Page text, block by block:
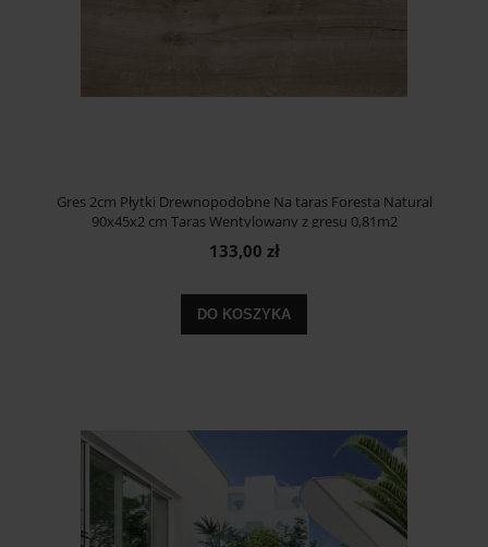
Gres 2cm Płytki Drewnopodobne Na taras Foresta Natural
90x45x2 cm Taras Wentylowany z gresu 0,81m2
133,00 zł
DO KOSZYKA